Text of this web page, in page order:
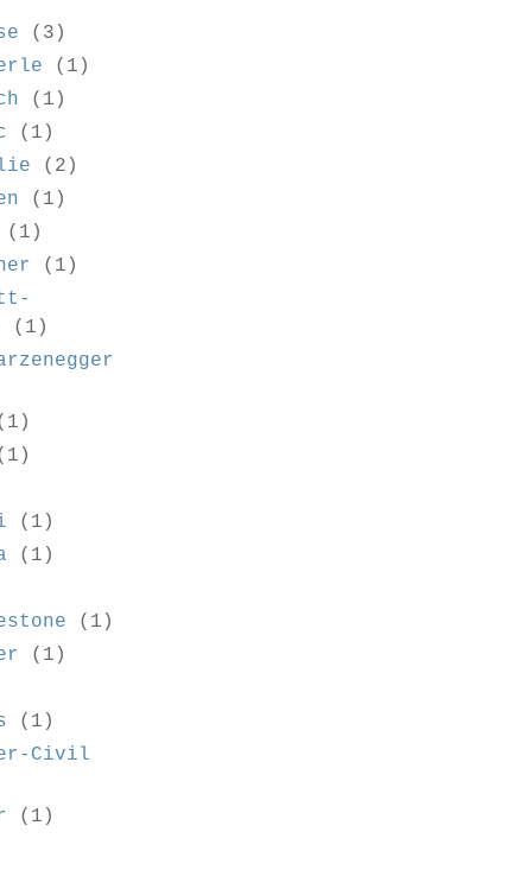
(3)
(1)
(1)
(1)
(2)
(1)
(1)
(1)
(1)
(1)
(1)
(1)
(1)
(1)
Civil
(1)